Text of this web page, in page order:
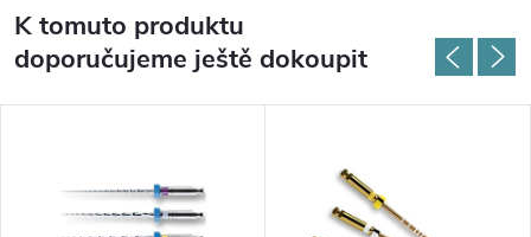
K tomuto produktu
doporučujeme ještě dokoupit